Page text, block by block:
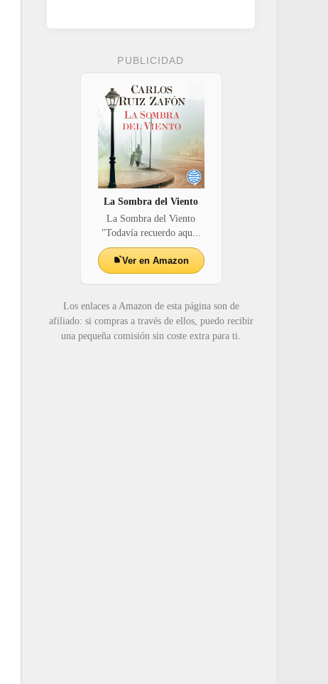
PUBLICIDAD
La Sombra del Viento
La Sombra del Viento
"Todavía recuerdo aqu...
Ver en Amazon
Los enlaces a Amazon de esta página son de
afiliado: si compras a través de ellos, puedo recibir
una pequeña comisión sin coste extra para ti.